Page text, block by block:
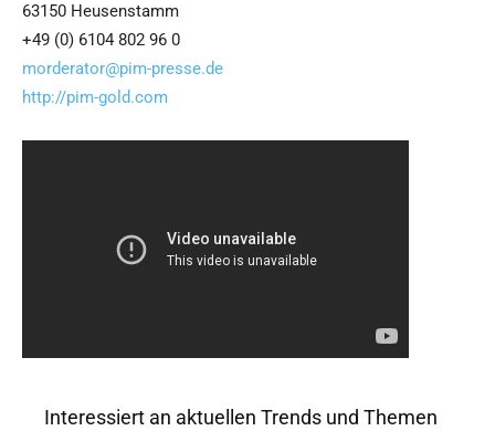
63150 Heusenstamm
+49 (0) 6104 802 96 0
morderator@pim-presse.de
http://pim-gold.com
Interessiert an aktuellen Trends und Themen